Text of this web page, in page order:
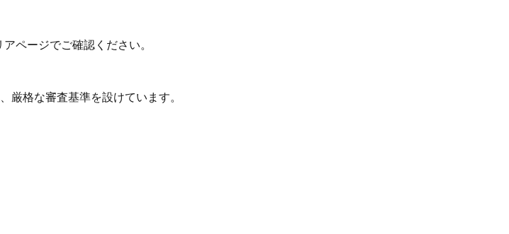
ページでご確認ください。
厳格な審査基準を設けています。